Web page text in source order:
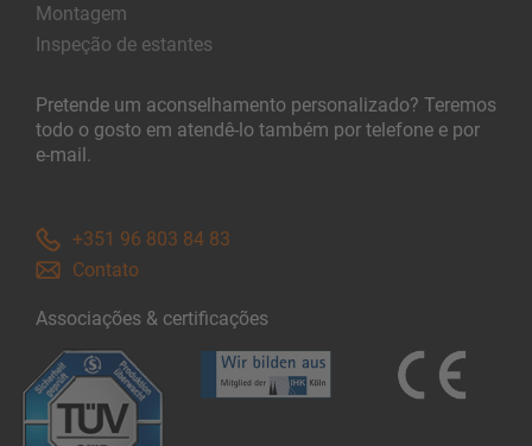
Montagem
Inspeção de estantes
Pretende um aconselhamento personalizado? Teremos
todo o gosto em atendê-lo também por telefone e por
e-mail.
+351 96 803 84 83
Contato
Associações & certificações